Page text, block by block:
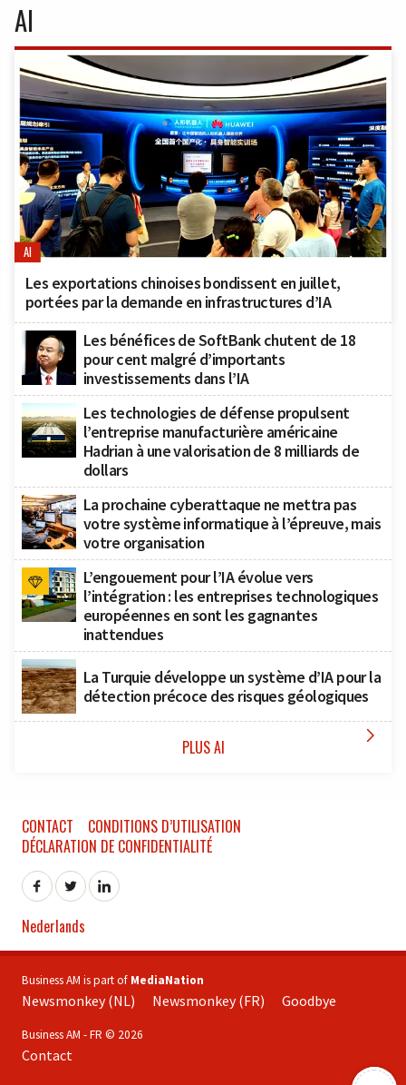
AI
AI
Les exportations chinoises bondissent en juillet,
portées par la demande en infrastructures d’IA
Les bénéfices de SoftBank chutent de 18
pour cent malgré d’importants
investissements dans l’IA
Les technologies de défense propulsent
l’entreprise manufacturière américaine
Hadrian à une valorisation de 8 milliards de
dollars
La prochaine cyberattaque ne mettra pas
votre système informatique à l’épreuve, mais
votre organisation
L’engouement pour l’IA évolue vers
l’intégration : les entreprises technologiques
européennes en sont les gagnantes
inattendues
La Turquie développe un système d’IA pour la
détection précoce des risques géologiques
PLUS AI 
CONTACT
CONDITIONS D’UTILISATION
DÉCLARATION DE CONFIDENTIALITÉ
Nederlands
Business AM is part of MediaNation
Newsmonkey (NL) Newsmonkey (FR) Goodbye
Business AM - FR © 2026
Contact